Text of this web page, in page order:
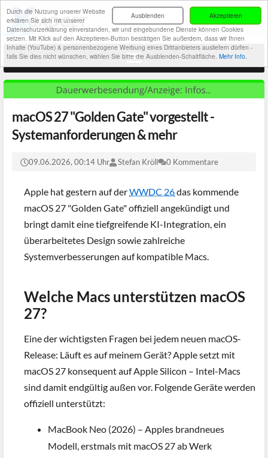
Akzeptieren
Ausblenden
Durch die Nutzung unserer Website
erklären Sie sich mit unserer
Datenschutzerklärung einverstanden, wir und eingebundene Dienste können Cookies
setzen. Mit Klick auf den Akzeptieren-Button bestätigen Sie außerdem, dass wir Ihnen
Inhalte (YouTube) & personenbezogene Werbung eines Drittanbieters ausliefern dürfen -
falls Sie dies nicht wünschen, wählen Sie bitte die Ausblenden-Schaltfläche. Mehr Info.
macOS 27 "Golden Gate" vorgestellt -
Systemanforderungen & mehr
09.06.2026, 00:14 Uhr Stefan Kröll 0 Kommentare
Apple hat gestern auf derWWDC 26das kommende
macOS 27 "Golden Gate" offiziell angekündigt und
bringt damit eine tiefgreifende KI-Integration, ein
überarbeitetes Design sowie zahlreiche
Systemverbesserungen auf kompatible Macs.
Welche Macs unterstützen macOS
27?
Eine der wichtigsten Fragen bei jedem neuen macOS-
Release: Läuft es auf meinem Gerät? Apple setzt mit
macOS 27 konsequent auf Apple Silicon – Intel-Macs
sind damit endgültig außen vor. Folgende Geräte werden
offiziell unterstützt:
MacBook Neo (2026) – Apples brandneues
Modell, erstmals mit macOS 27 ab Werk